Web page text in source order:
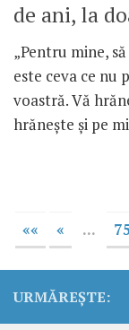
de ani, la
„Pentru mine,
este ceva ce nu
voastră. Vă
hrănește și pe
«« « ...
URMĂREȘTE: